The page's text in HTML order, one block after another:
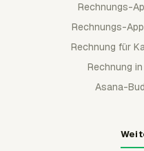
Rechnungs-
Rechnungs-
Rechnung für
Rechnung
Asana-